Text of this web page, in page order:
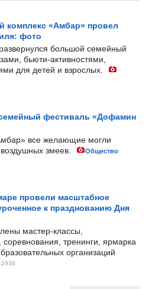
комплекс «Амбар» провел
фото
большой семейный
бьюти-активностями,
для детей и взрослых.
фестиваль «Дофамин
все желающие могли
змеев.
Общество
провели масштабное
к празднованию Дня
мастер-классы,
тренинги, ярмарка
организаций
2938